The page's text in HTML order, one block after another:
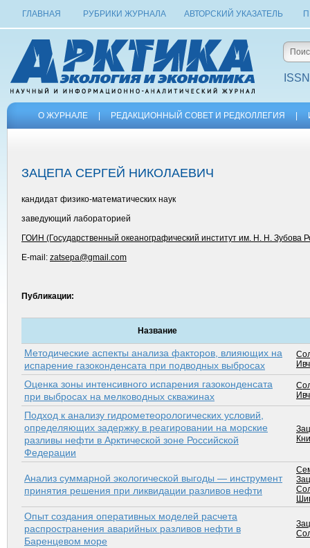
ГЛАВНАЯ РУБРИКИ ЖУРНАЛА АВТОРСКИЙ УКАЗАТЕЛЬ
О ЖУРНАЛЕ РЕДАКЦИОННЫЙ СОВЕТ И РЕДКОЛЛЕГИЯ
ЗАЦЕПА СЕРГЕЙ НИКОЛАЕВИЧ
кандидат физико-математических наук
заведующий лабораторией
ГОИН (Государственный океанографический институт им. Н. Н. Зубова
E-mail: zatsepa@gmail.com
Публикации:
Название
Методические аспекты анализа факторов, влияющих на
испарение газоконденсата при подводных выбросах
Оценка зоны интенсивного испарения газоконденсата
при выбросах на мелководных скважинах
Подход к анализу гидрометеорологических условий,
определяющих задержку в реагировании на морские
разливы нефти в Арктической зоне Российской
Федерации
Анализ суммарной экологической выгоды — инструмент
принятия решения при ликвидации разливов нефти
Опыт создания оперативных моделей расчета
распространения аварийных разливов нефти в
Баренцевом море